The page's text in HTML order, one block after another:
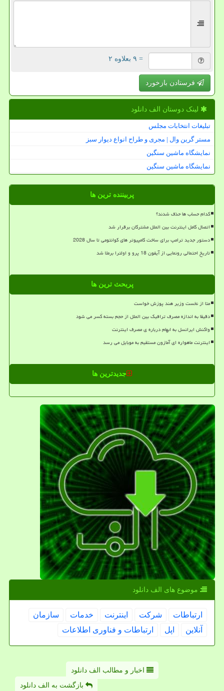
= ۹ بعلاوه ۲
فرستادن بازخورد
لینک دوستان الف دانلود
تبلیغات انتخابات مجلس
مستر گرین وال | مجری و طراح انواع دیوار سبز
نمایشگاه ماشین سنگین
نمایشگاه ماشین سنگین
پربیننده ترین ها
کدام حساب ها حذف شدند؟
اتصال کامل اینترنت بین الملل مشترکان برقرار شد
دستور جدید ترامپ برای ساخت کامپیوتر های کوانتومی تا سال 2028
تاریخ احتمالی رونمایی از آیفون 18 پرو و اولترا برملا شد
پربحث ترین ها
متا از نخست وزیر هند پوزش خواست
دقیقا به اندازه مصرف ترافیک بین الملل از حجم بسته کسر می شود
واکنش ایرانسل به ابهام درباره ی مصرف اینترنت
اینترنت ماهواره ای آمازون مستقیم به موبایل می رسد
جدیدترین ها
موضوع های الف دانلود
ارتباطات شركت اینترنت خدمات
سازمان
آنلاین
اپل ارتباطات و فناوری اطلاعات
اخبار و مطالب الف دانلود
بازگشت به الف دانلود